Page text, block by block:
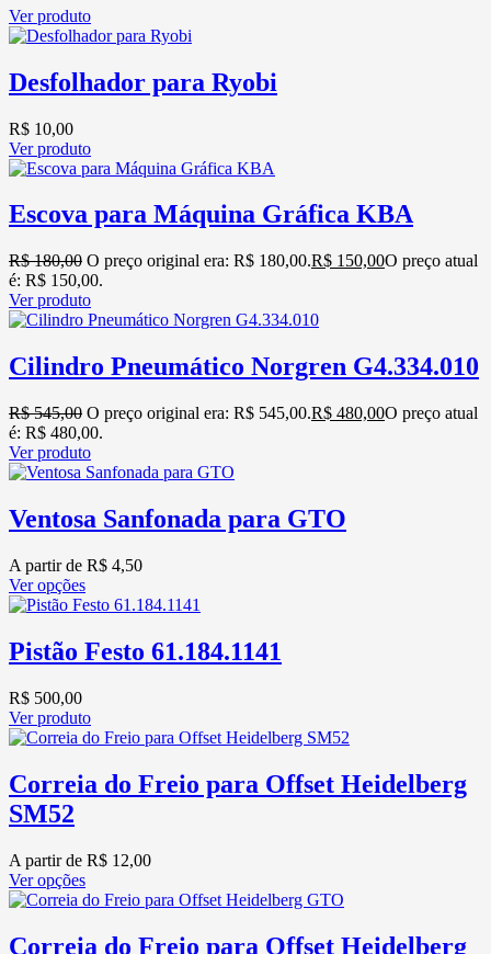
Ver produto
Desfolhador para Ryobi
R$ 10,00
Ver produto
Escova para Máquina Gráfica KBA
R$180,00 O preço original era: R$ 180,00.R$ 150,00O preço atual
é: R$ 150,00.
Ver produto
Cilindro Pneumático Norgren G4.334.010
R$545,00 O preço original era: R$ 545,00.R$ 480,00O preço atual
é: R$ 480,00.
Ver produto
Ventosa Sanfonada para GTO
A partir de R$ 4,50
Ver opções
Pistão Festo 61.184.1141
R$ 500,00
Ver produto
Correia do Freio para Offset Heidelberg
SM52
A partir de R$ 12,00
Ver opções
Correia do Freio para Offset Heidelberg